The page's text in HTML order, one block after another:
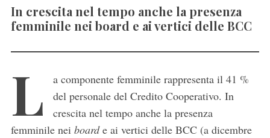
In crescita nel tempo anche la presenza
femminile nei board e ai vertici delle BCC
L
a componente femminile rappresenta il 41 %
del personale del Credito Cooperativo. In
crescita nel tempo anche la presenza
femminile nei boarde ai vertici delle BCC (a dicembre